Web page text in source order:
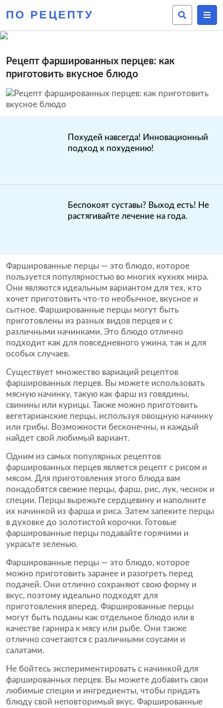
ПО РЕЦЕПТУ
Рецепт фаршированных перцев: как
приготовить вкусное блюдо
Похудей навсегда! Инновационный
подход к похудению!
Беспокоят суставы? Выход есть! Не
растягивайте лечение на года.
Фаршированные перцы — это блюдо, которое
пользуется популярностью во многих кухнях мира.
Они являются идеальным вариантом для тех, кто
хочет приготовить что-то необычное, вкусное и
сытное. Фаршированные перцы могут быть
приготовлены из разных видов перцев и с
различными начинками. Это блюдо отлично
подходит как для повседневного ужина, так и для
особых случаев.
Существует множество вариаций рецептов
фаршированных перцев. Вы можете использовать
мясную начинку, такую как фарш из говядины,
свинины или курицы. Также можно приготовить
вегетарианские перцы, используя овощную начинку
или грибы. Возможности бесконечны, и каждый
найдет свой любимый вариант.
Одним из самых популярных рецептов
фаршированных перцев является рецепт с рисом и
мясом. Для приготовления этого блюда вам
понадобятся свежие перцы, фарш, рис, лук, чеснок и
специи. Перцы вырежьте сердцевину и наполните
их начинкой из фарша и риса. Затем запеките перцы
в духовке до золотистой корочки. Готовые
фаршированные перцы подавайте горячими и
украсьте зеленью.
Фаршированные перцы — это блюдо, которое
можно приготовить заранее и разогреть перед
подачей. Они отлично сохраняют свою форму и
вкус, поэтому идеально подходят для
приготовления вперед. Фаршированные перцы
могут быть поданы как отдельное блюдо или в
качестве гарнира к мясу или рыбе. Они также
отлично сочетаются с различными соусами и
салатами.
Не бойтесь экспериментировать с начинкой для
фаршированных перцев. Вы можете добавить свои
любимые специи и ингредиенты, чтобы придать
блюду свой неповторимый вкус. Фаршированные